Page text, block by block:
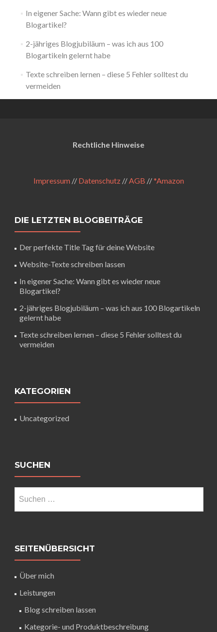
In eigener Sache: Wann gibt es wieder neue
Blogartikel?
2-jähriges Blogjubiläum – was ich aus 100
Blogartikeln gelernt habe
Texte schreiben lernen – diese 5 Fehler solltest du
vermeiden
Rechtliche Hinweise
Impressum// Datenschutz//AGB //*Amazon
DIE LETZTEN BLOGBEITRÄGE
Der perfekte Title Tag für deine Website
Website-Texte schreiben lassen
In eigener Sache: Wann gibt es wieder neue
Blogartikel?
2-jähriges Blogjubiläum – was ich aus 100 Blogartikeln
gelernt habe
Texte schreiben lernen – diese 5 Fehler solltest du
vermeiden
KATEGORIEN
Uncategorized
SUCHEN
SEITENÜBERSICHT
Über mich
Leistungen
Blog schreiben lassen
Kategorie- und Produktbeschreibung